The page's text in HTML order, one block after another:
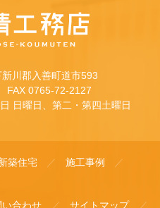
川郡入善町道市593
0765-72-2127
日曜日、第二・第四土曜日
築住宅 施工事例
い合わせ サイトマップ